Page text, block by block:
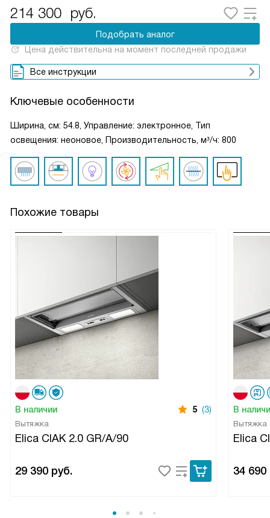
214 300 руб.
Подобрать аналог
Цена действительна на момент последней продажи
Все инструкции
Ключевые особенности
Ширина, см: 54.8, Управление: электронное, Тип
освещения: неоновое, Производительность, м³/ч: 800
Похожие товары
В наличии 5 (3)
Вытяжка
Elica CIAK 2.0 GR/A/90
29 390 руб.
В
Вытяжка
Elica
34 690